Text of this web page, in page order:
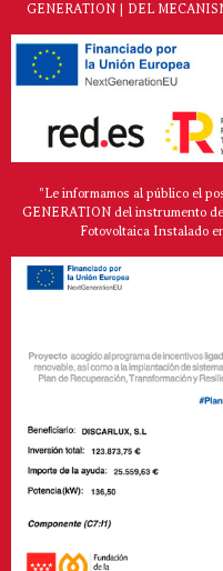
GENERATION | DEL
"Le informamos al público el
GENERATION del instrumento
Fotovoltaica Instalado